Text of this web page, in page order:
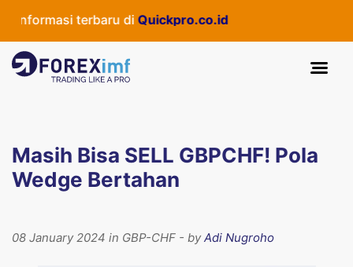
terbaru di Quickpro.co.id
Masih Bisa SELL GBPCHF! Pola
Wedge Bertahan
08 January 2024 in GBP-CHF - byAdi Nugroho